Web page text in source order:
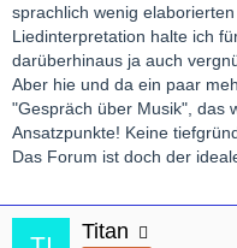
sprachlich wenig
Liedinterpretation halte ich
darüberhinaus ja auch
Aber hie und da ein paar
"Gespräch über Musik", das
Ansatzpunkte! Keine
Das Forum ist doch der
Titan